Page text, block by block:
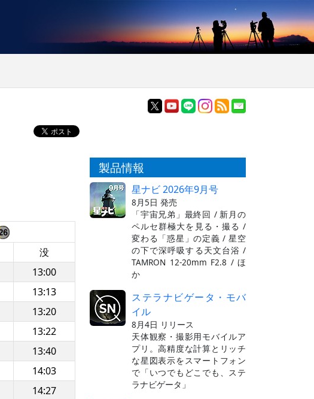
没
13:00
13:13
13:20
13:22
13:40
14:03
14:27
製品情報
星ナビ 2026年9月号
8月5日 発売
「宇宙兄弟」最終回 / 新月の
ペルセ群極大を見る・撮る /
変わる「惑星」の定義 / 星空
の下で深呼吸する天文台浴 /
TAMRON 12-20mm F2.8 / ほ
か
ステラナビゲータ・モバ
イル
8月4日 リリース
天体観察・撮影用モバイルア
プリ。高精度な計算とリッチ
な星図表示をスマートフォン
で「いつでもどこでも、ステ
ラナビゲータ」